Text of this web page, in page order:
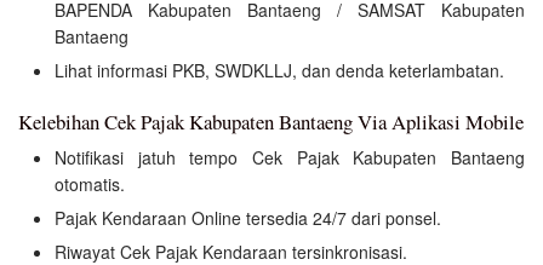
BAPENDA Kabupaten Bantaeng / SAMSAT Kabupaten
Bantaeng
Lihat informasi PKB, SWDKLLJ, dan denda keterlambatan.
Kelebihan Cek Pajak Kabupaten Bantaeng Via Aplikasi Mobile
Notifikasi jatuh tempo Cek Pajak Kabupaten Bantaeng
otomatis.
Pajak Kendaraan Online tersedia 24/7 dari ponsel.
Riwayat Cek Pajak Kendaraan tersinkronisasi.